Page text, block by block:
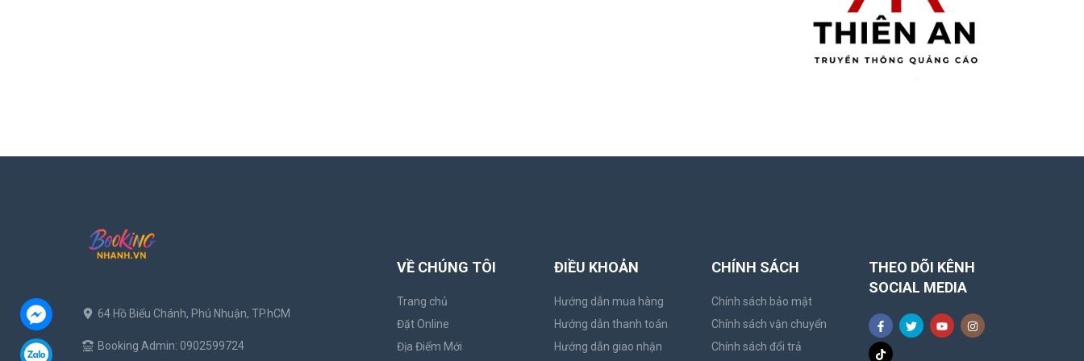
64 Hồ Biểu Chánh, Phú Nhuận, TP.hCM
Booking Admin: 0902599724
VỀ CHÚNG TÔI
Trang chủ
Đặt Online
Địa Điểm Mới
ĐIỀU KHOẢN
Hướng dẫn mua hàng
Hướng dẫn thanh toán
Hướng dẫn giao nhận
CHÍNH SÁCH
Chính sách bảo mật
Chính sách vận chuyển
Chính sách đổi trả
THEO DÕI KÊNH
SOCIAL MEDIA